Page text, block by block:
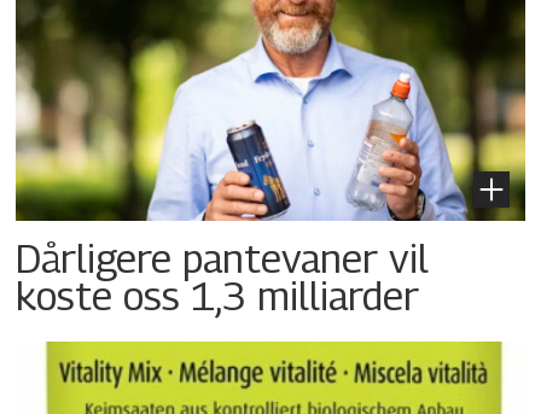
Dårligere pantevaner vil
koste oss 1,3 milliarder